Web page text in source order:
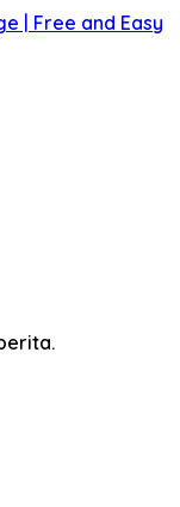
| Free and Easy